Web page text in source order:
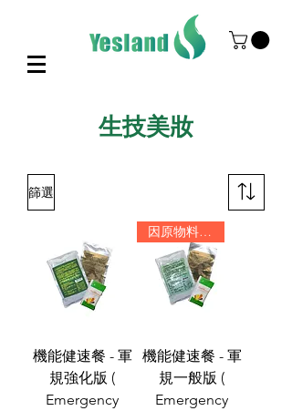
生技美妝
篩選
機能健速餐 - 軍
規強化版 (
Emergency
因原物料供應有限，暫停製作
機能健速餐 - 軍
規一般版 (
Emergency